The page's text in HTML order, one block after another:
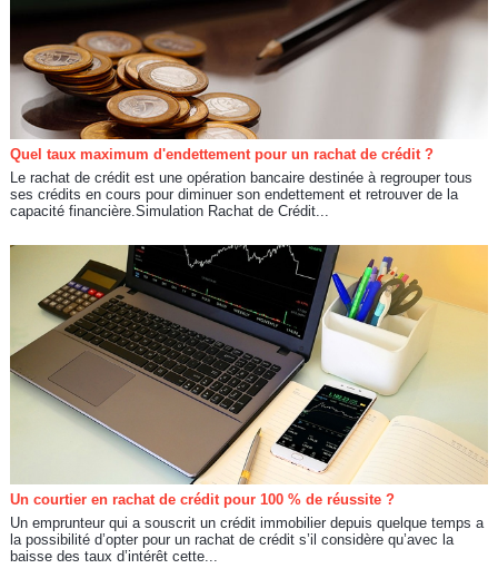
Quel taux maximum d'endettement pour un rachat de crédit ?
Le rachat de crédit est une opération bancaire destinée à regrouper tous
ses crédits en cours pour diminuer son endettement et retrouver de la
capacité financière.Simulation Rachat de Crédit...
Un courtier en rachat de crédit pour 100 % de réussite ?
Un emprunteur qui a souscrit un crédit immobilier depuis quelque temps a
la possibilité d’opter pour un rachat de crédit s’il considère qu’avec la
baisse des taux d’intérêt cette...